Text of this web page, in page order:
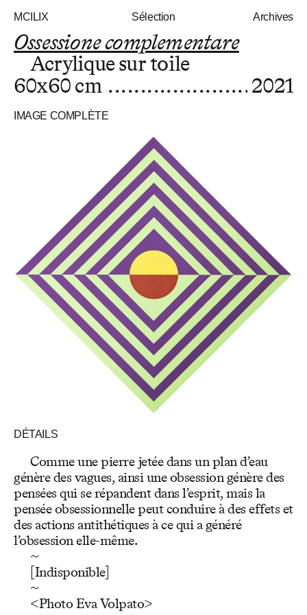
MCILIX Sélection Archives
Ossessione complementare
Acrylique sur toile
60x60 cm
2021
IMAGE COMPLÈTE
DÉTAILS
Comme une pierre jetée dans un plan d’eau
génère des vagues, ainsi une obsession génère des
pensées qui se répandent dans l’esprit, mais la
pensée obsessionnelle peut conduire à des effets et
des actions antithétiques à ce qui a généré
l’obsession elle-même.
~
[Indisponible]
~
<Photo Eva Volpato>